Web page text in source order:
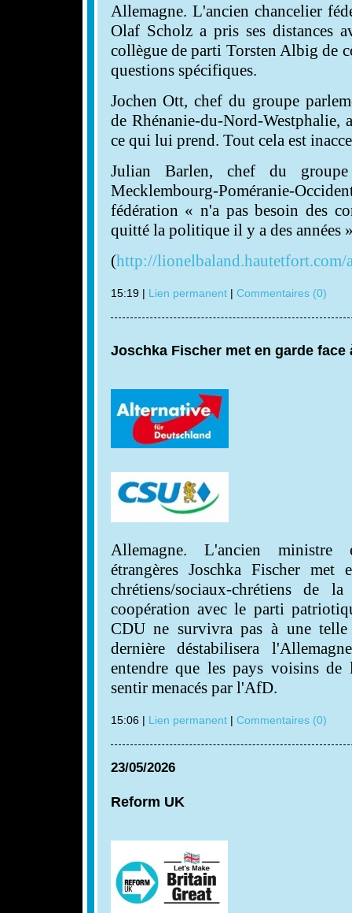
Allemagne. L'ancien chancelier
Olaf Scholz a pris ses distances
collègue de parti Torsten Albig de
questions spécifiques.
Jochen Ott, chef du groupe
de Rhénanie-du-Nord-Westphalie,
ce qui lui prend. Tout cela est
Julian Barlen, chef du
Mecklembourg-Poméranie-
fédération « n'a pas besoin des
quitté la politique il y a des années
(http://
15:19 | Lien permanent| Commentaires (0)
Joschka Fischer met en garde face
Allemagne. L'ancien ministre
étrangères Joschka Fischer met
chrétiens/sociaux-chrétiens de
coopération avec le parti
CDU ne survivra pas à une
dernière déstabilisera
entendre que les pays voisins de
sentir menacés par l'AfD.
15:06 | Lien permanent| Commentaires (0)
23/05/2026
Reform UK